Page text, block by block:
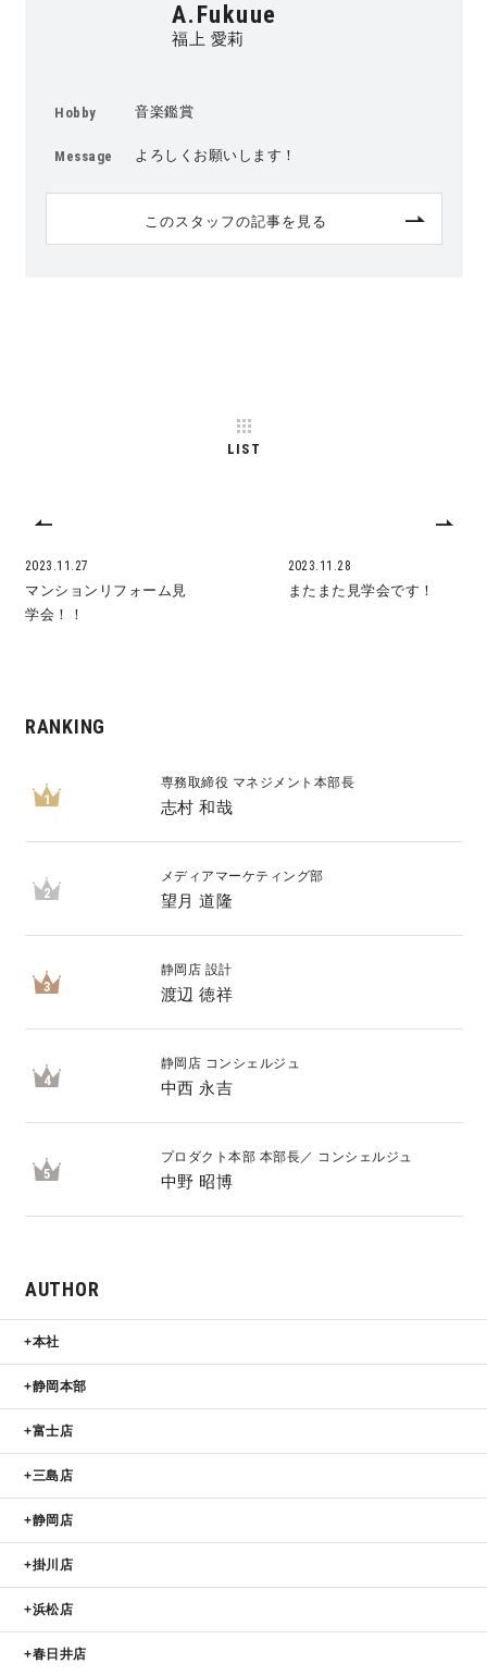
A.Fukuue
福上 愛莉
Hobby 音楽鑑賞
Message よろしくお願いします！
このスタッフの記事を見る
2023.11.27
マンションリフォーム見
学会！！
LIST
2023.11.28
またまた見学会です！
RANKING
1
専務取締役 マネジメント本部長
志村 和哉
2
メディアマーケティング部
望月 道隆
3
静岡店 設計
渡辺 徳祥
4
静岡店 コンシェルジュ
中西 永吉
5
プロダクト本部 本部長／ コンシェルジュ
中野 昭博
AUTHOR
本社
静岡本部
富士店
三島店
静岡店
掛川店
浜松店
春日井店